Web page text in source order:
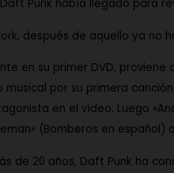
Daft Punk había llegado para
, después de aquello ya no
en su primer DVD, proviene
por su primera canción
en el vídeo. Luego
(Bomberos en español)
de 20 años, Daft Punk ha